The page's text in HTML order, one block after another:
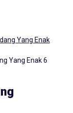
Yang Enak 6